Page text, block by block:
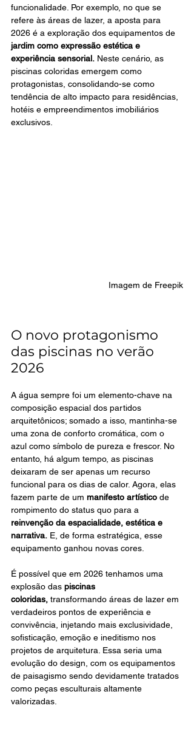
funcionalidade. Por exemplo, no que se
refere às áreas de lazer, a aposta para
2026 é a exploração dos equipamentos de
jardim como expressão estética e
experiência sensorial. Neste cenário, as
piscinas coloridas emergem como
protagonistas, consolidando-se como
tendência de alto impacto para residências,
hotéis e empreendimentos imobiliários
exclusivos.
Imagem de Freepik
O novo protagonismo
das piscinas no verão
2026
A água sempre foi um elemento-chave na
composição espacial dos partidos
arquitetônicos; somado a isso, mantinha-se
uma zona de conforto cromática, com o
azul como símbolo de pureza e frescor. No
entanto, há algum tempo, as piscinas
deixaram de ser apenas um recurso
funcional para os dias de calor. Agora, elas
fazem parte de um manifesto artístico de
rompimento do status quo para a
reinvenção da espacialidade, estética e
narrativa. E, de forma estratégica, esse
equipamento ganhou novas cores.
É possível que em 2026 tenhamos uma
explosão das piscinas
coloridas, transformando áreas de lazer em
verdadeiros pontos de experiência e
convivência, injetando mais exclusividade,
sofisticação, emoção e ineditismo nos
projetos de arquitetura. Essa seria uma
evolução do design, com os equipamentos
de paisagismo sendo devidamente tratados
como peças esculturais altamente
valorizadas.